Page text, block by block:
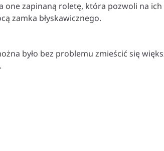
zapinaną roletę, która pozwoli na
zamka błyskawicznego.
było bez problemu zmieścić się